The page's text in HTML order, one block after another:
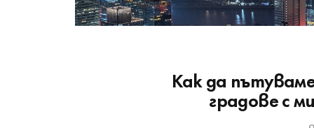
Как да
градове с